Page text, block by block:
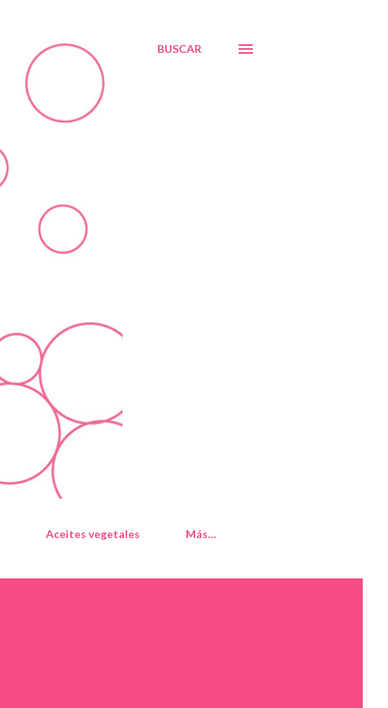
BUSCAR
Aceites vegetales Más…